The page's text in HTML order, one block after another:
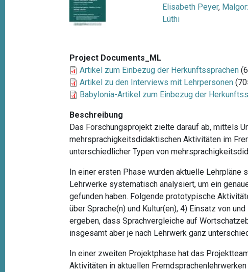
Elisabeth Peyer,
Lüthi
Project Documents_ML
Artikel zum Einbezug der Herkunftssprachen
Artikel zu den Interviews mit Lehrpersonen
Babylonia-Artikel zum Einbezug der
Beschreibung
Das Forschungsprojekt zielte darauf ab, mittels
mehrsprachigkeitsdidaktischen Aktivitäten im
unterschiedlicher Typen von
In einer ersten Phase wurden aktuelle
Lehrwerke systematisch analysiert, um ein
gefunden haben. Folgende prototypische
über Sprache(n) und Kultur(en), 4) Einsatz von
ergeben, dass Sprachvergleiche auf
insgesamt aber je nach Lehrwerk ganz
In einer zweiten Projektphase hat das
Aktivitäten in aktuellen